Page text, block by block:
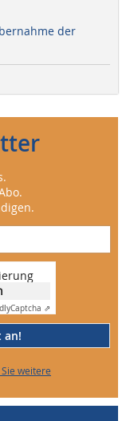
der
Captcha ⇗
an!
weitere